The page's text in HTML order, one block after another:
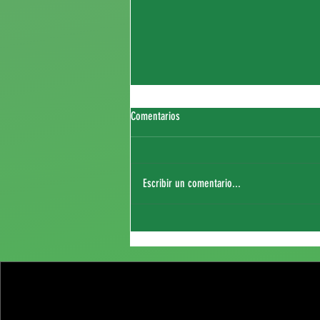
Fichaje de Thierry Sagna
Comentarios
Escribir un comentario...